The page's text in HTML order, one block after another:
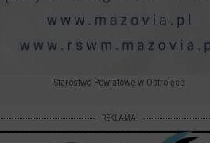
Starostwo Powiatowe w Ostrołęce
REKLAMA